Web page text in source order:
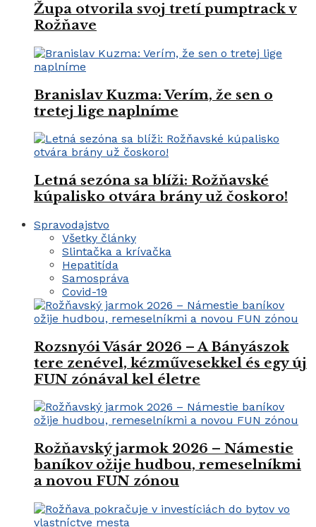
Župa otvorila svoj tretí pumptrack v
Rožňave
Branislav Kuzma: Verím, že sen o
tretej lige naplníme
Letná sezóna sa blíži: Rožňavské
kúpalisko otvára brány už čoskoro!
Spravodajstvo
Všetky články
Slintačka a krívačka
Hepatitída
Samospráva
Covid-19
Rozsnyói Vásár 2026 – A Bányászok
tere zenével, kézművesekkel és egy új
FUN zónával kel életre
Rožňavský jarmok 2026 – Námestie
baníkov ožije hudbou, remeselníkmi
a novou FUN zónou